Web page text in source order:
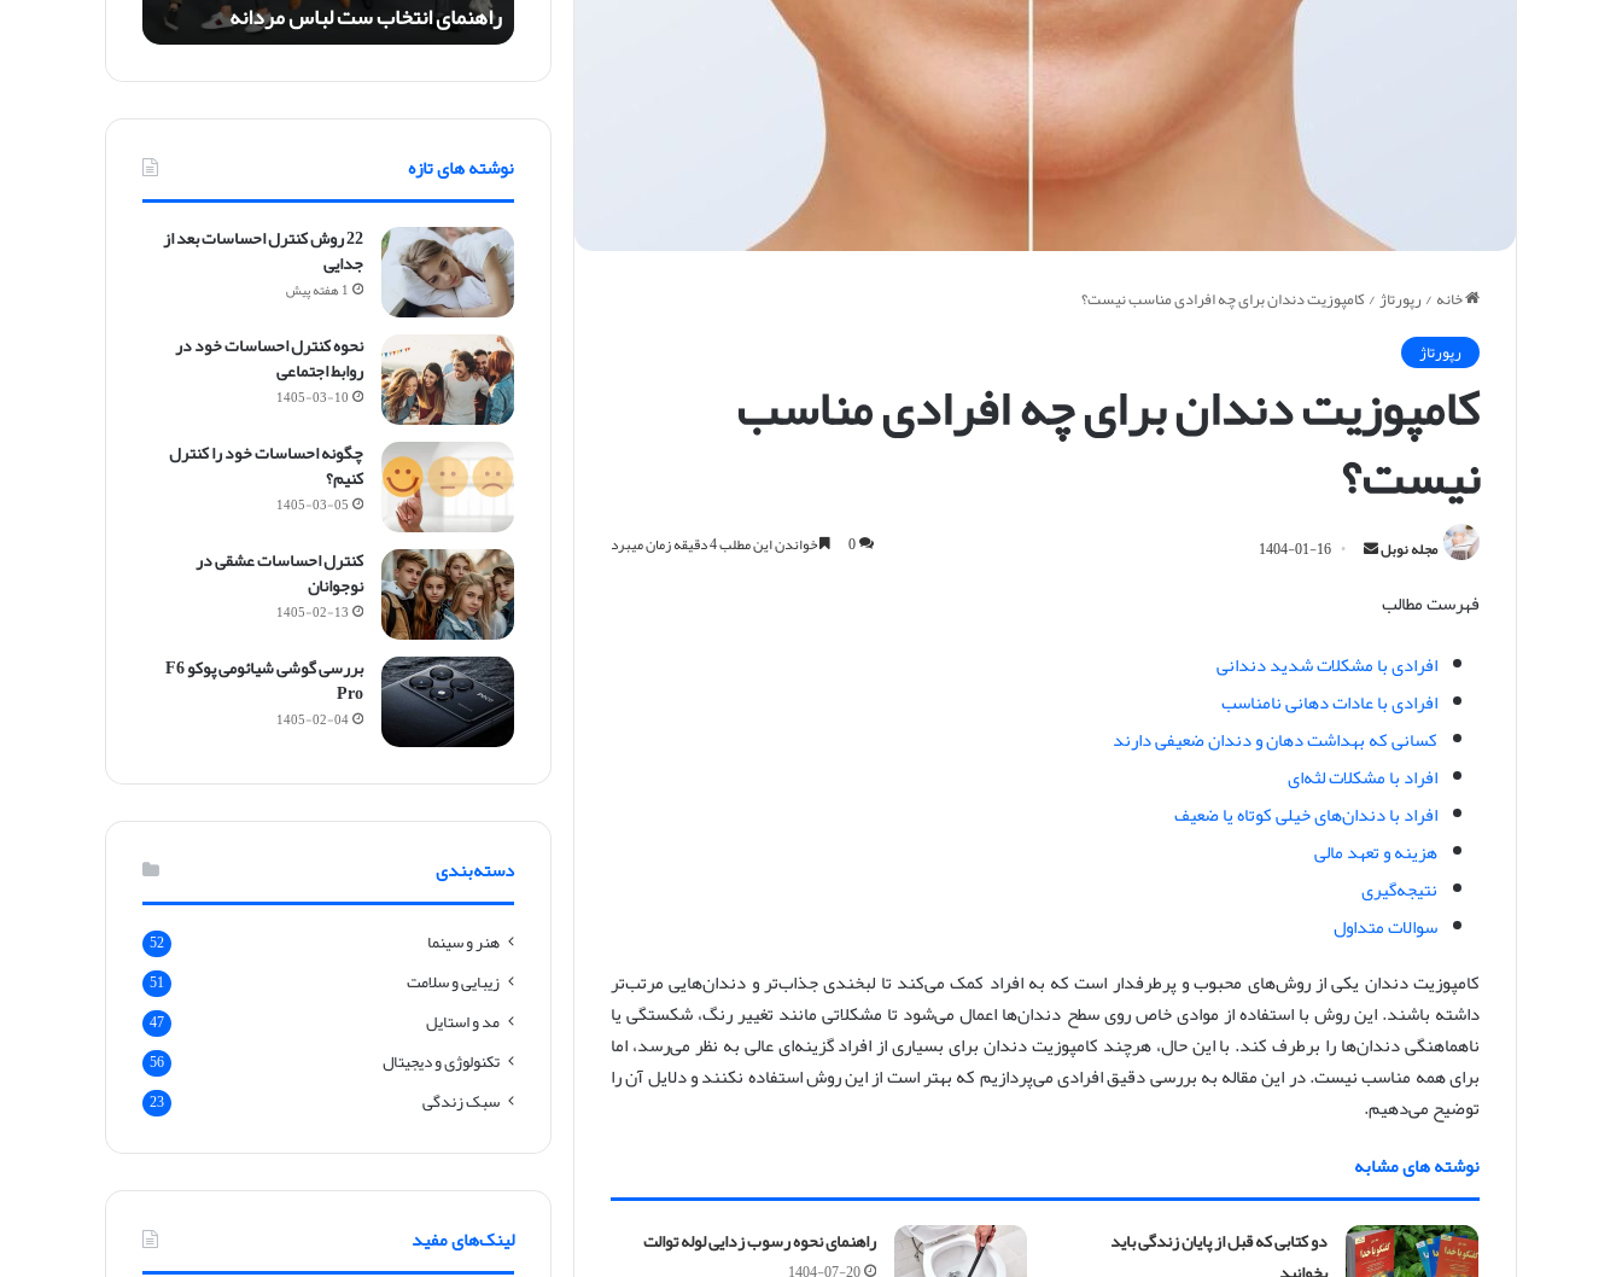
خانه/رپورتاژ/کامپوزیت دندان برای چه افرادی مناسب نیست؟
رپورتاژ
کامپوزیت دندان برای چه افرادی مناسب
نیست؟
مجله نوبل
ل
ی
م
ی
ل
1404-01-16
0 خواندن این مطلب 4 دقیقه زمان میبرد
فهرست مطالب
افرادی با مشکلات شدید دندانی
افرادی با عادات دهانی نامناسب
کسانی که بهداشت دهان و دندان ضعیفی دارند
افراد با مشکلات لثه‌ای
افراد با دندان‌های خیلی کوتاه یا ضعیف
هزینه و تعهد مالی
نتیجه‌گیری
سوالات متداول
کامپوزیت دندان یکی از روش‌های محبوب و پرطرفدار است که به افراد کمک می‌کند تا لبخندی جذاب‌تر و دندان‌هایی مرتب‌تر
داشته باشند. این روش با استفاده از موادی خاص روی سطح دندان‌ها اعمال می‌شود تا مشکلاتی مانند تغییر رنگ، شکستگی یا
ناهماهنگی دندان‌ها را برطرف کند. با این حال، هرچند کامپوزیت دندان برای بسیاری از افراد گزینه‌ای عالی به نظر می‌رسد، اما
برای همه مناسب نیست. در این مقاله به بررسی دقیق افرادی می‌پردازیم که بهتر است از این روش استفاده نکنند و دلایل آن را
توضیح می‌دهیم.
نوشته های مشابه
دو کتابی که قبل از پایان زندگی باید
راهنمای نحوه رسوب زدایی لوله توالت
خ
س
ل
ب
س
م
ر
د
ا
ن
ه
راهنمای انتخاب ست لباس مردانه
نوشته های تازه
22 روش کنترل احساسات بعد از
جدایی
1 هفته پیش
نحوه کنترل احساسات خود در
روابط اجتماعی
1405-03-10
چگونه احساسات خود را کنترل
کنیم؟
1405-03-05
کنترل احساسات عشقی در
نوجوانان
1405-02-13
بررسی گوشی شیائومی پوکو F6
Pro
1405-02-04
دسته‌بندی
هنر و سینما 52
زیبایی و سلامت 51
مد و استایل 47
تکنولوژی و دیجیتال 56
سبک زندگی 23
لینک‌های مفید